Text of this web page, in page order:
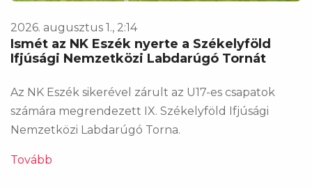
2026. augusztus 1., 2:14
Ismét az NK Eszék nyerte a Székelyföld
Ifjúsági Nemzetközi Labdarúgó Tornát
Az NK Eszék sikerével zárult az U17-es csapatok
számára megrendezett IX. Székelyföld Ifjúsági
Nemzetközi Labdarúgó Torna.
Tovább